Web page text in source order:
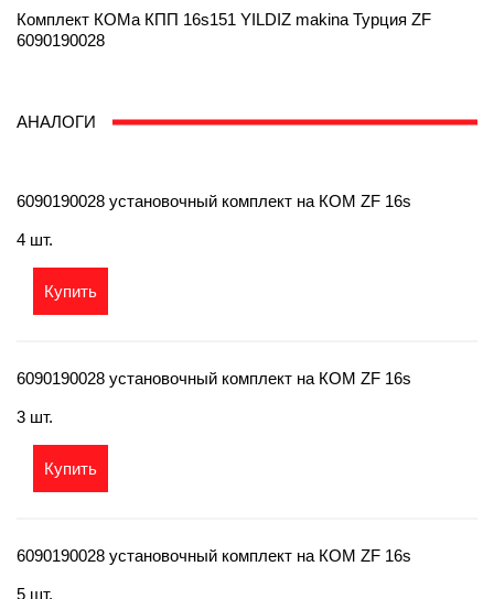
Комплект КОМа КПП 16s151 YILDIZ makina Турция ZF
6090190028
АНАЛОГИ
6090190028 установочный комплект на КОМ ZF 16s
4 шт.
Купить
6090190028 установочный комплект на КОМ ZF 16s
3 шт.
Купить
6090190028 установочный комплект на КОМ ZF 16s
5 шт.